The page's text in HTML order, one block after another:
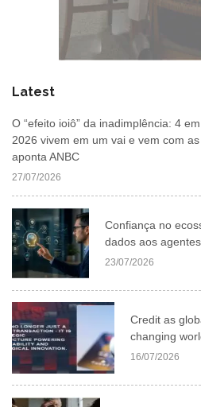
Latest
O “efeito ioiô” da inadimplência: 4
2026 vivem em um vai e vem com
aponta ANBC
27/07/2026
Confiança no
dados aos
23/07/2026
Credit as
changing
16/07/2026